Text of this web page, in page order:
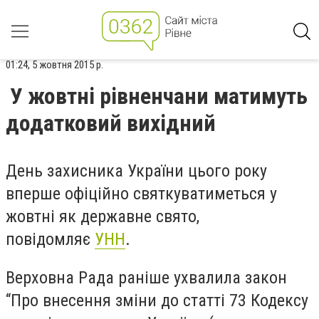
01:24, 5 жовтня 2015 р.
У жовтні рівненчани матимуть
додатковий вихідний
День захисника України цього року
вперше офіційно святкуватиметься у
жовтні як державне свято,
повідомляє УНН.
Верховна Рада раніше ухвалила закон
“Про внесення зміни до статті 73 Кодексу